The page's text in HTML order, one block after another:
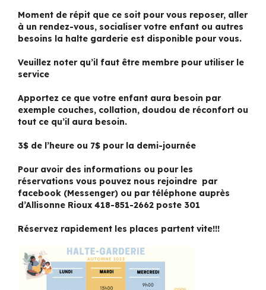
Moment de répit que ce soit pour vous reposer, aller
à un rendez-vous, socialiser votre enfant ou autres
besoins la halte garderie est disponible pour vous.
Veuillez noter qu’il faut être membre pour utiliser le
service
Apportez ce que votre enfant aura besoin par
exemple couches, collation, doudou de réconfort ou
tout ce qu’il aura besoin.
3$ de l’heure ou 7$ pour la demi-journée
Pour avoir des informations ou pour les
réservations vous pouvez nous rejoindre par
facebook (Messenger) ou par téléphone auprès
d’Allisonne Rioux 418-851-2662 poste 301
Réservez rapidement les places partent vite!!!